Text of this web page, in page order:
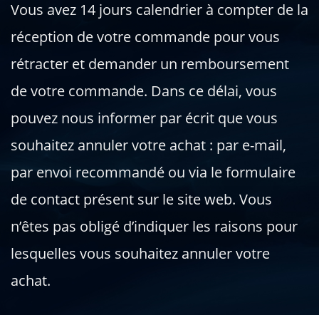
Vous avez 14 jours calendrier à compter de la
réception de votre commande pour vous
rétracter et demander un remboursement
de votre commande. Dans ce délai, vous
pouvez nous informer par écrit que vous
souhaitez annuler votre achat : par e-mail,
par envoi recommandé ou via le formulaire
de contact présent sur le site web. Vous
n’êtes pas obligé d’indiquer les raisons pour
lesquelles vous souhaitez annuler votre
achat.